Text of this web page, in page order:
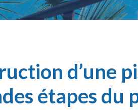
d’une
étapes du